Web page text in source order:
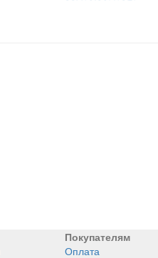
Покупателям
Оплата